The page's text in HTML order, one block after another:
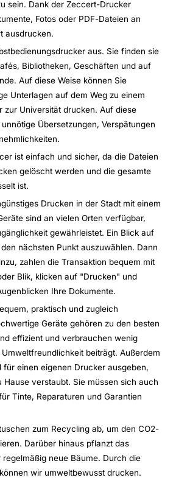
sein. Dank der Zeccert-Drucker
Fotos oder PDF-Dateien an
ausdrucken.
aus. Sie finden sie
Bibliotheken, Geschäften und auf
Auf diese Weise können Sie
Unterlagen auf dem Weg zu einem
zur Universität drucken. Auf diese
Übersetzungen, Verspätungen
ist einfach und sicher, da die Dateien
gelöscht werden und die gesamte
ist.
Drucken in der Stadt mit einem
sind an vielen Orten verfügbar,
gewährleistet. Ein Blick auf
nächsten Punkt auszuwählen. Dann
zahlen die Transaktion bequem mit
Blik, klicken auf "Drucken" und
Ihre Dokumente.
praktisch und zugleich
Geräte gehören zu den besten
effizient und verbrauchen wenig
beiträgt. Außerdem
für einen eigenen Drucker ausgeben,
Hause verstaubt. Sie müssen sich auch
Tinte, Reparaturen und Garantien
zum Recycling ab, um den CO2-
Darüber hinaus pflanzt das
neue Bäume. Durch die
wir umweltbewusst drucken.